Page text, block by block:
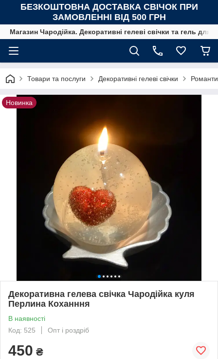
БЕЗКОШТОВНА ДОСТАВКА СВІЧОК ПРИ
ЗАМОВЛЕННІ ВІД 500 ГРН
Магазин Чародійка. Декоративні гелеві свічки та гель для
Товари та послуги Декоративні гелеві свічки
Новинка
Декоративна гелева свічка Чародійка куля
Перлина Коханння
В наявності
Код: 525
Опт і роздріб
450 ₴